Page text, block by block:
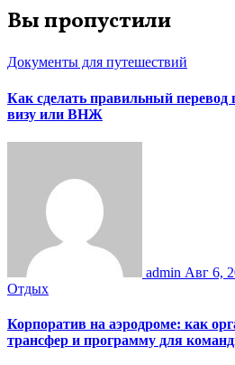
Вы пропустили
Документы для путешествий
Как сделать правильный перевод
визу или ВНЖ
admin Авг 6,
Отдых
Корпоратив на аэродроме: как
трансфер и программу для